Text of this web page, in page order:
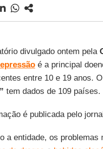
divulgado ontem pela
é a principal
entre 10 e 19 anos.
tem dados de 109 países.
é publicada pelo
a entidade, os